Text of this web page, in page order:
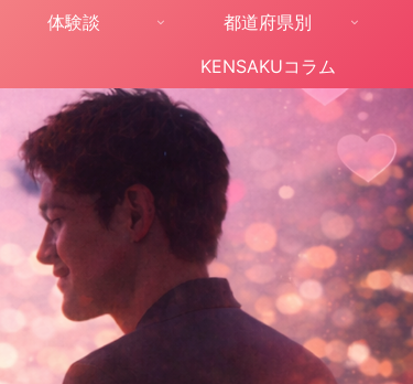
体験談
都道府県別
KENSAKUコラム